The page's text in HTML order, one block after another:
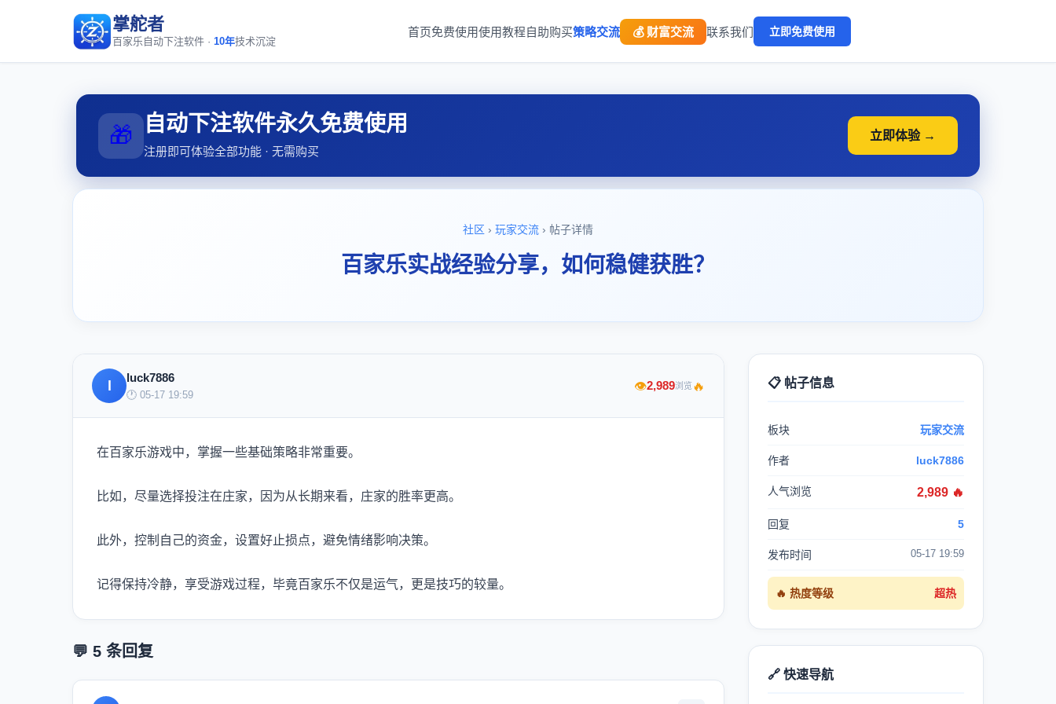
掌舵者
百家乐自动下注软件 · 10年技术沉淀
首页免费使用使用教程自助购买策略交流 💰 财富交流 联系我们 立即免费使用
🎁 自动下注软件永久免费使用
注册即可体验全部功能 · 无需购买
立即体验 →
社区 › 玩家交流 › 帖子详情
百家乐实战经验分享，如何稳健获胜？
luck7886
🕐 05-17 19:59
👁2,989浏览🔥
在百家乐游戏中，掌握一些基础策略非常重要。
比如，尽量选择投注在庄家，因为从长期来看，庄家的胜率更高。
此外，控制自己的资金，设置好止损点，避免情绪影响决策。
记得保持冷静，享受游戏过程，毕竟百家乐不仅是运气，更是技巧的较量。
💬 5 条回复
📋 帖子信息
板块 玩家交流
作者 luck7886
人气浏览 2,989 🔥
回复 5
发布时间 05-17 19:59
🔥 热度等级 超热
🔗 快速导航